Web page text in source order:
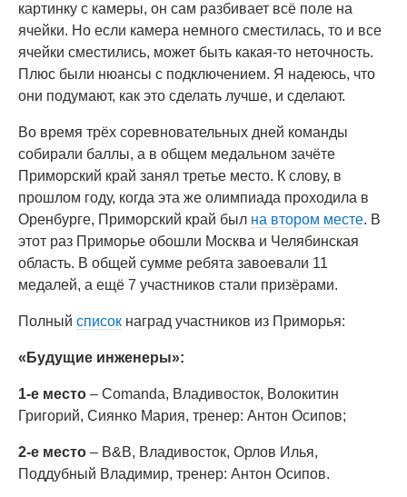
картинку с камеры, он сам разбивает всё поле на
ячейки. Но если камера немного сместилась, то и все
ячейки сместились, может быть какая-то неточность.
Плюс были нюансы с подключением. Я надеюсь, что
они подумают, как это сделать лучше, и сделают.
Во время трёх соревновательных дней команды
собирали баллы, а в общем медальном зачёте
Приморский край занял третье место. К слову, в
прошлом году, когда эта же олимпиада проходила в
Оренбурге, Приморский край был на втором месте. В
этот раз Приморье обошли Москва и Челябинская
область. В общей сумме ребята завоевали 11
медалей, а ещё 7 участников стали призёрами.
Полный список наград участников из Приморья:
«Будущие инженеры»:
1-е место – Comanda, Владивосток, Волокитин
Григорий, Сиянко Мария, тренер: Антон Осипов;
2-е место – B&B, Владивосток, Орлов Илья,
Поддубный Владимир, тренер: Антон Осипов.